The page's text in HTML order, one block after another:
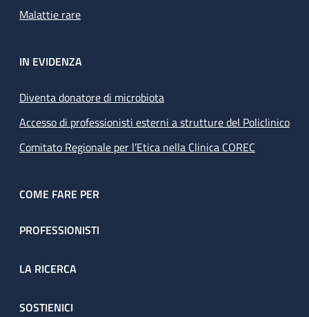
Malattie rare
IN EVIDENZA
Diventa donatore di microbiota
Accesso di professionisti esterni a strutture del Policlinico
Comitato Regionale per l’Etica nella Clinica COREC
COME FARE PER
PROFESSIONISTI
LA RICERCA
SOSTIENICI